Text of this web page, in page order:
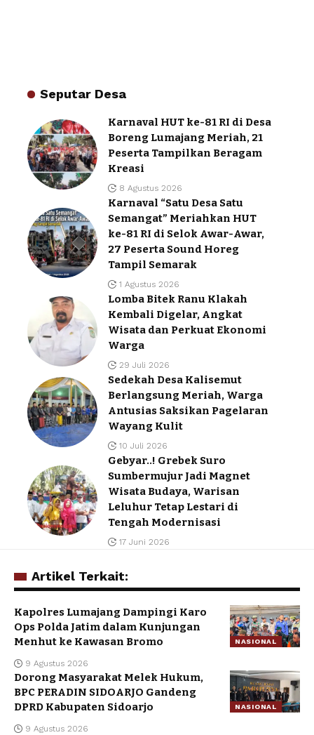
Seputar Desa
Karnaval HUT ke-81 RI di Desa
Boreng Lumajang Meriah, 21
Peserta Tampilkan Beragam
Kreasi
8 Agustus 2026
Karnaval “Satu Desa Satu
Semangat” Meriahkan HUT
ke-81 RI di Selok Awar-Awar,
27 Peserta Sound Horeg
Tampil Semarak
1 Agustus 2026
Lomba Bitek Ranu Klakah
Kembali Digelar, Angkat
Wisata dan Perkuat Ekonomi
Warga
29 Juli 2026
Sedekah Desa Kalisemut
Berlangsung Meriah, Warga
Antusias Saksikan Pagelaran
Wayang Kulit
10 Juli 2026
Gebyar..! Grebek Suro
Sumbermujur Jadi Magnet
Wisata Budaya, Warisan
Leluhur Tetap Lestari di
Tengah Modernisasi
17 Juni 2026
Artikel Terkait:
NASIONAL
Kapolres Lumajang Dampingi Karo
Ops Polda Jatim dalam Kunjungan
Menhut ke Kawasan Bromo
9 Agustus 2026
NASIONAL
Dorong Masyarakat Melek Hukum,
BPC PERADIN SIDOARJO Gandeng
DPRD Kabupaten Sidoarjo
9 Agustus 2026